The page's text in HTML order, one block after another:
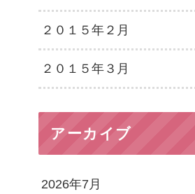
２０１５年２月
２０１５年３月
アーカイブ
2026年7月